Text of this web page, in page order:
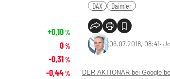
DAX Daimler
06.07.2018, 08:41‧
DER AKTIONÄR bei Google
+0,10%
0%
-0,31%
-0,44%